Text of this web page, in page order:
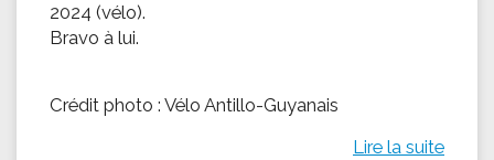
2024 (vélo).
Bravo à lui.
Crédit photo : Vélo Antillo-Guyanais
Lire la suite